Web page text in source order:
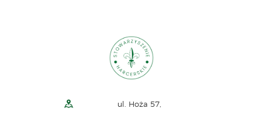
ul. Hoża 57,